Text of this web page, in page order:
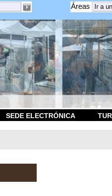
Áreas
SEDE ELECTRÓNICA